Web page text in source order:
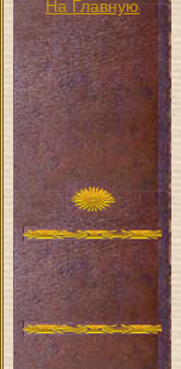
На Главную